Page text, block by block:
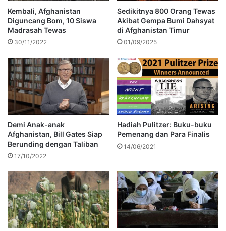
Kembali, Afghanistan
Diguncang Bom, 10 Siswa
Madrasah Tewas
30/11/2022
Sedikitnya 800 Orang Tewas
Akibat Gempa Bumi Dahsyat
di Afghanistan Timur
01/09/2025
Demi Anak-anak
Afghanistan, Bill Gates Siap
Berunding dengan Taliban
17/10/2022
Hadiah Pulitzer: Buku-buku
Pemenang dan Para Finalis
14/06/2021